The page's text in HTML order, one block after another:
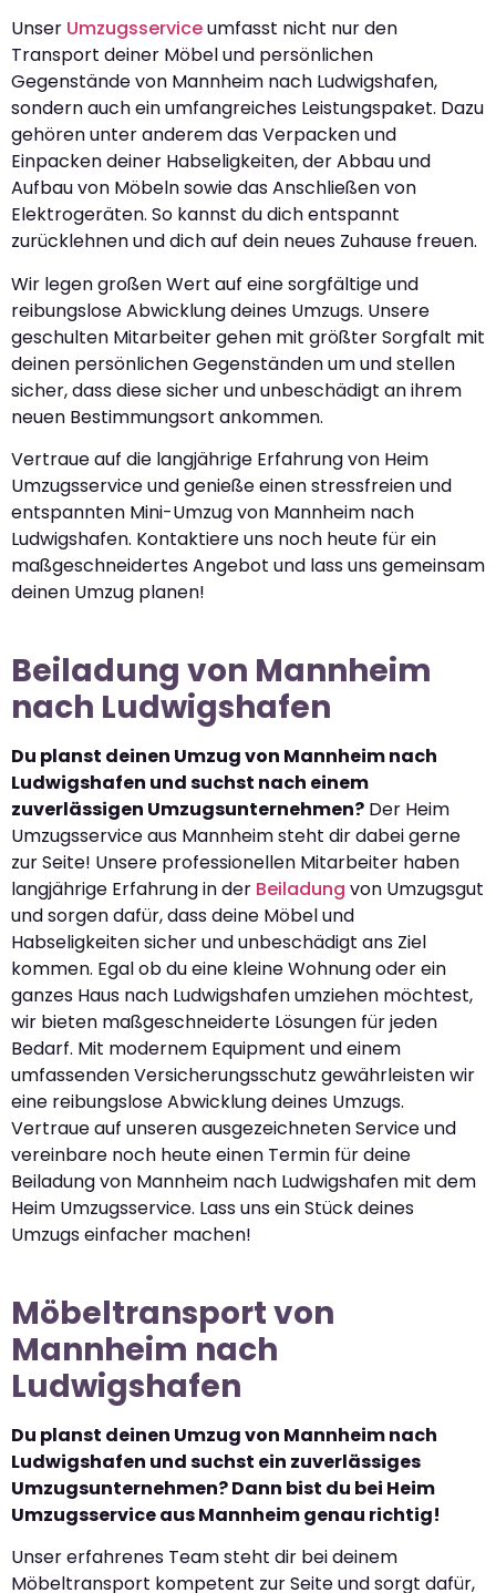
Unser Umzugsserviceumfasst nicht nur den
Transport deiner Möbel und persönlichen
Gegenstände von Mannheim nach Ludwigshafen,
sondern auch ein umfangreiches Leistungspaket. Dazu
gehören unter anderem das Verpacken und
Einpacken deiner Habseligkeiten, der Abbau und
Aufbau von Möbeln sowie das Anschließen von
Elektrogeräten. So kannst du dich entspannt
zurücklehnen und dich auf dein neues Zuhause freuen.
Wir legen großen Wert auf eine sorgfältige und
reibungslose Abwicklung deines Umzugs. Unsere
geschulten Mitarbeiter gehen mit größter Sorgfalt mit
deinen persönlichen Gegenständen um und stellen
sicher, dass diese sicher und unbeschädigt an ihrem
neuen Bestimmungsort ankommen.
Vertraue auf die langjährige Erfahrung von Heim
Umzugsservice und genieße einen stressfreien und
entspannten Mini-Umzug von Mannheim nach
Ludwigshafen. Kontaktiere uns noch heute für ein
maßgeschneidertes Angebot und lass uns gemeinsam
deinen Umzug planen!
Beiladung von Mannheim
nach Ludwigshafen
Du planst deinen Umzug von Mannheim nach
Ludwigshafen und suchst nach einem
zuverlässigen Umzugsunternehmen? Der Heim
Umzugsservice aus Mannheim steht dir dabei gerne
zur Seite! Unsere professionellen Mitarbeiter haben
langjährige Erfahrung in der Beiladung von Umzugsgut
und sorgen dafür, dass deine Möbel und
Habseligkeiten sicher und unbeschädigt ans Ziel
kommen. Egal ob du eine kleine Wohnung oder ein
ganzes Haus nach Ludwigshafen umziehen möchtest,
wir bieten maßgeschneiderte Lösungen für jeden
Bedarf. Mit modernem Equipment und einem
umfassenden Versicherungsschutz gewährleisten wir
eine reibungslose Abwicklung deines Umzugs.
Vertraue auf unseren ausgezeichneten Service und
vereinbare noch heute einen Termin für deine
Beiladung von Mannheim nach Ludwigshafen mit dem
Heim Umzugsservice. Lass uns ein Stück deines
Umzugs einfacher machen!
Möbeltransport von
Mannheim nach
Ludwigshafen
Du planst deinen Umzug von Mannheim nach
Ludwigshafen und suchst ein zuverlässiges
Umzugsunternehmen? Dann bist du bei Heim
Umzugsservice aus Mannheim genau richtig!
Unser erfahrenes Team steht dir bei deinem
Möbeltransport kompetent zur Seite und sorgt dafür,